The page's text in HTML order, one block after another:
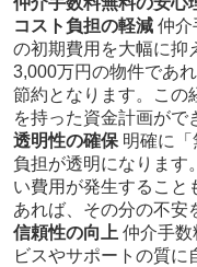
コスト負担の軽減仲介
の初期費用を大幅に抑
3,000万円の物件であ
節約となります。この
を持った資金計画がで
透明性の確保明確に「
負担が透明になります
い費用が発生すること
あれば、その分の不安
信頼性の向上 仲介手数
ビスやサポートの質に